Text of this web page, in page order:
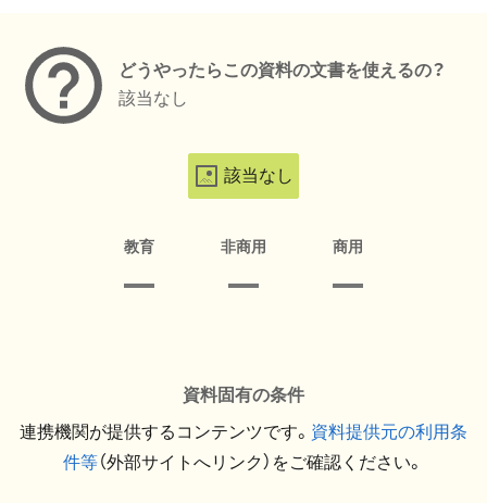
どうやったらこの資料の文書を使えるの？
該当なし
該当なし
教育 非商用 商用
資料固有の条件
連携機関が提供するコンテンツです。 資料提供元の利用条
件等（外部サイトへリンク）をご確認ください。